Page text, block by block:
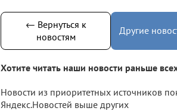
← Вернуться к
новостям
Другие
Хотите читать наши новости раньше
Новости из приоритетных источников
Яндекс.Новостей выше других